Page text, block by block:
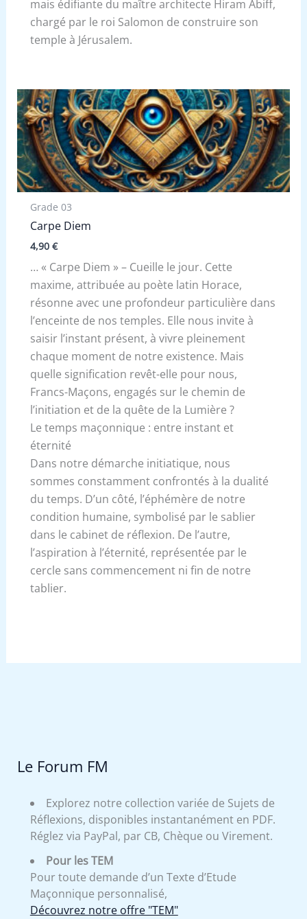
mais édifiante du maître architecte Hiram Abiff,
chargé par le roi Salomon de construire son
temple à Jérusalem.
Grade 03
Carpe Diem
4,90 €
… « Carpe Diem » – Cueille le jour. Cette
maxime, attribuée au poète latin Horace,
résonne avec une profondeur particulière dans
l’enceinte de nos temples. Elle nous invite à
saisir l’instant présent, à vivre pleinement
chaque moment de notre existence. Mais
quelle signification revêt-elle pour nous,
Francs-Maçons, engagés sur le chemin de
l’initiation et de la quête de la Lumière ?
Le temps maçonnique : entre instant et
éternité
Dans notre démarche initiatique, nous
sommes constamment confrontés à la dualité
du temps. D’un côté, l’éphémère de notre
condition humaine, symbolisé par le sablier
dans le cabinet de réflexion. De l’autre,
l’aspiration à l’éternité, représentée par le
cercle sans commencement ni fin de notre
tablier.
Le Forum FM
Explorez notre collection variée de Sujets de
Réflexions, disponibles instantanément en PDF.
Réglez via PayPal, par CB, Chèque ou Virement.
Pour les TEM
Pour toute demande d’un Texte d’Etude
Maçonnique personnalisé,
Découvrez notre offre "TEM"